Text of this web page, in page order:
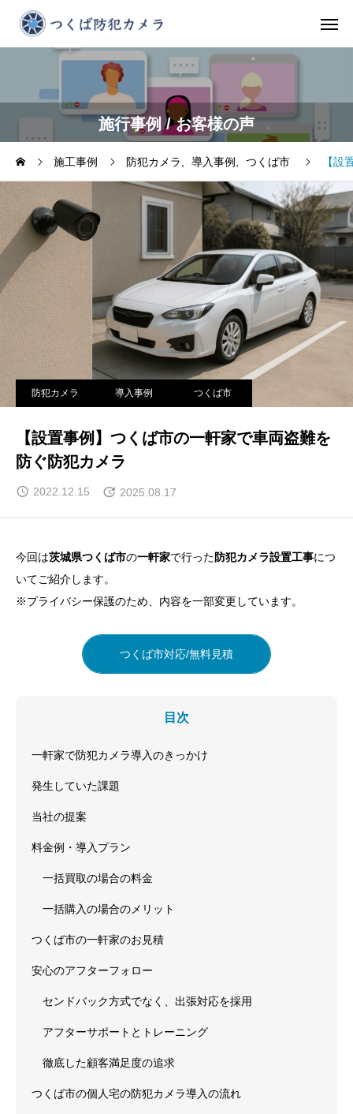
施行事例 / お客様の声
施工事例 防犯カメラ 導入事例 つくば市 【設
防犯カメラ 導入事例 つくば市
【設置事例】つくば市の​​一軒家で​車両盗難を
防ぐ防犯カメラ
2022.12.15 2025.08.17
今回は茨城県つくば市の一軒家で行った防犯カメラ設置工事につ
いてご紹介します。
※プライバシー保護のため、内容を一部変更しています。
つくば市対応/無料見積
目次
一軒家で防犯カメラ導入のきっかけ
発生していた課題
当社の提案
料金例・導入プラン
一括買取の場合の料金
一括購入の場合のメリット
つくば市の一軒家のお見積
安心のアフターフォロー
センドバック方式でなく、出張対応を採用
アフターサポートとトレーニング
徹底した顧客満足度の追求
つくば市の個人宅の防犯カメラ導入の流れ